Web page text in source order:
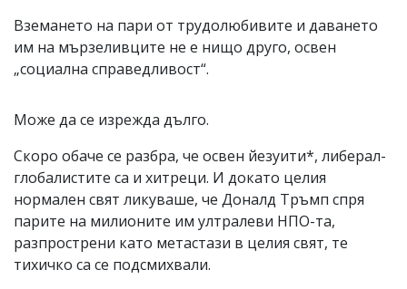
Вземането на пари от трудолюбивите и даването
им на мързеливците не е нищо друго, освен
„социална справедливост“.
Може да се изрежда дълго.
Скоро обаче се разбра, че освен йезуити*, либерал-
глобалистите са и хитреци. И докато целия
нормален свят ликуваше, че Доналд Тръмп спря
парите на милионите им ултралеви НПО-та,
разпрострени като метастази в целия свят, те
тихичко са се подсмихвали.